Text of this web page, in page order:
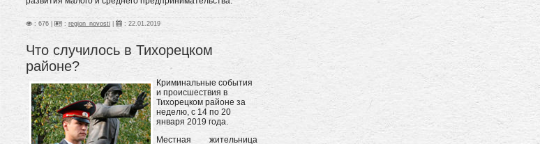
: 676 | : region_novosti : 22.01.2019
Что случилось в Тихорецком
районе?
Криминальные события
и происшествия в
Тихорецком районе за
неделю, с 14 по 20
января 2019 года.
Местная жительница